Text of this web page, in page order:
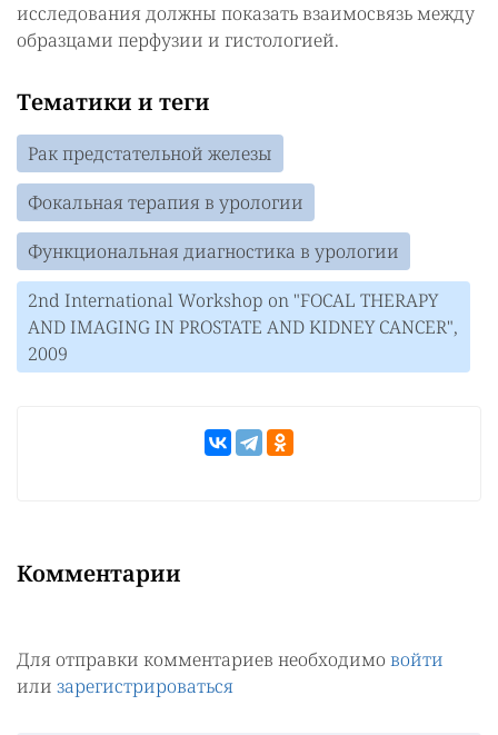
исследования должны показать взаимосвязь между
образцами перфузии и гистологией.
Тематики и теги
Рак предстательной железы
Фокальная терапия в урологии
Функциональная диагностика в урологии
2nd International Workshop on "FOCAL THERAPY
AND IMAGING IN PROSTATE AND KIDNEY CANCER",
2009
Комментарии
Для отправки комментариев необходимо войти
или зарегистрироваться